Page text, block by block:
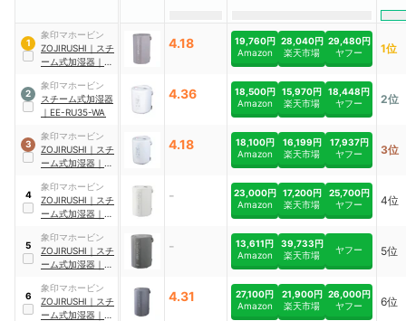
1
象印マホービン
ZOJIRUSHI ｜ スチ
ーム式加湿器 ｜
4.18
19,760円
Amazon
28,040円
楽天市場
29,480円
ヤフー
1位
2
象印マホービン
スチーム式加湿器
｜ EE-RU35-WA
4.36
18,500円
Amazon
15,970円
楽天市場
18,448円
ヤフー
2位
3
象印マホービン
ZOJIRUSHI ｜ スチ
ーム式加湿器 ｜
4.18
18,100円
Amazon
16,199円
楽天市場
17,937円
ヤフー
3位
4
象印マホービン
ZOJIRUSHI ｜ スチ
ーム式加湿器 ｜
-
23,000円
Amazon
17,200円
楽天市場
25,700円
ヤフー
4位
5
象印マホービン
ZOJIRUSHI ｜ スチ
ーム式加湿器 ｜
-
13,611円
Amazon
39,733円
楽天市場
ヤフー 5位
6
象印マホービン
ZOJIRUSHI ｜ スチ
ーム式加湿器 ｜
4.31
27,100円
Amazon
21,900円
楽天市場
26,000円
ヤフー
6位